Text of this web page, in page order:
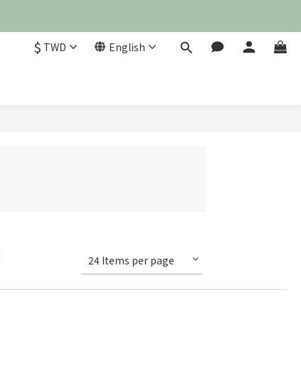
$ TWD English
24 Items per page